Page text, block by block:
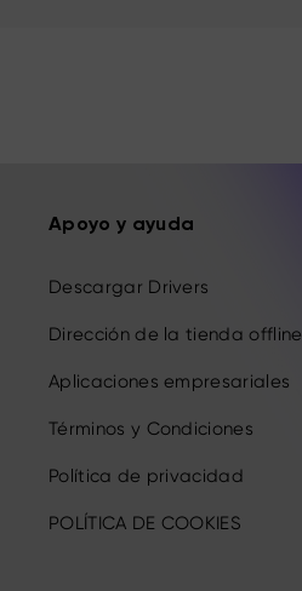
Apoyo y ayuda
Descargar Drivers
Dirección de la tienda offline
Aplicaciones empresariales
Términos y Condiciones
Política de privacidad
POLÍTICA DE COOKIES